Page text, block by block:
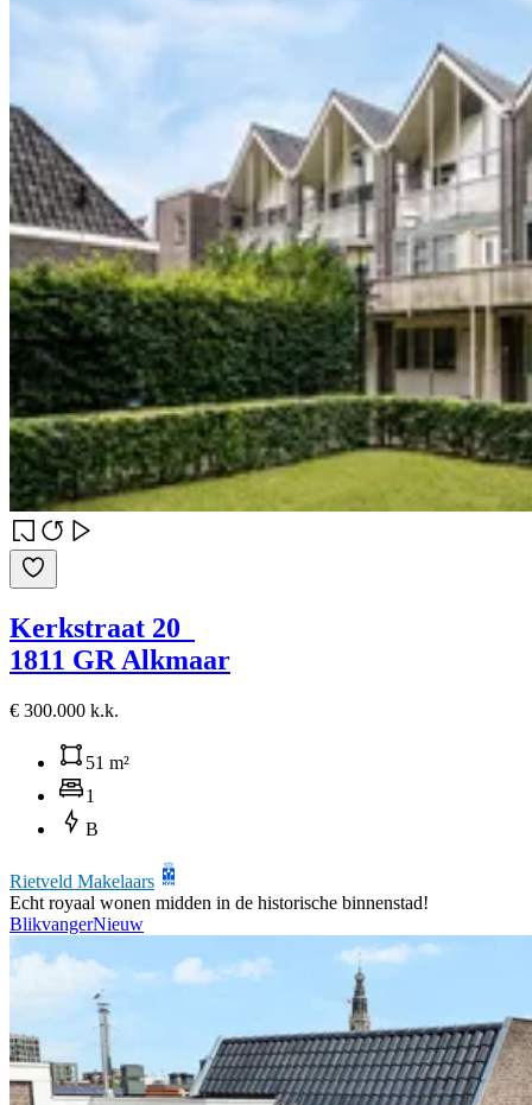
Kerkstraat 20
1811 GR Alkmaar
€ 300.000 k.k.
51 m²
1
B
Rietveld Makelaars
Echt royaal wonen midden in de historische binnenstad!
BlikvangerNieuw